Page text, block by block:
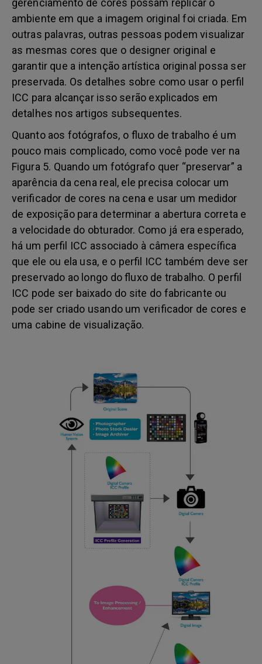
gerenciamento de cores possam replicar o
ambiente em que a imagem original foi criada. Em
outras palavras, outras pessoas podem visualizar
as mesmas cores que o designer original e
garantir que a intenção artística original possa ser
preservada. Os detalhes sobre como usar o perfil
ICC para alcançar isso serão explicados em
detalhes nos artigos subsequentes.
Quanto aos fotógrafos, o fluxo de trabalho é um
pouco mais complicado, como você pode ver na
Figura 5. Quando um fotógrafo quer “preservar” a
aparência da cena real, ele precisa colocar um
verificador de cores na cena e usar um medidor
de exposição para determinar a abertura correta e
a velocidade do obturador. Como já era esperado,
há um perfil ICC associado à câmera específica
que ele ou ela usa, e o perfil ICC também deve ser
preservado ao longo do fluxo de trabalho. O perfil
ICC pode ser baixado do site do fabricante ou
pode ser criado usando um verificador de cores e
uma cabine de visualização.